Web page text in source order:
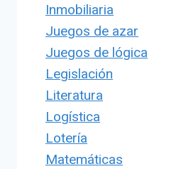
Inmobiliaria
Juegos de azar
Juegos de lógica
Legislación
Literatura
Logística
Lotería
Matemáticas